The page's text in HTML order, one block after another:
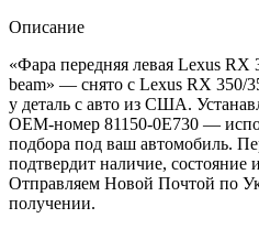
Описание
«Фара передняя левая Lexus
beam» — снято с Lexus RX 350/
у деталь с авто из США.
OEM-номер 81150-0E730 —
подбора под ваш автомобиль.
подтвердит наличие, состояние
Отправляем Новой Почтой по
получении.